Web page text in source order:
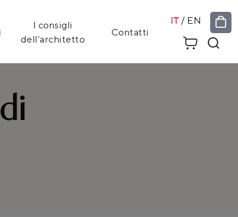
I consigli
dell'architetto
Contatti
IT / EN